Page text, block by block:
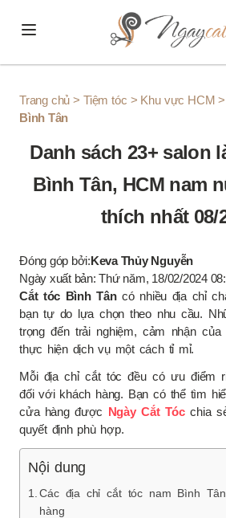
Trang chủ >Tiệm tóc > Khu vực HCM
Bình Tân
Danh sách 23+ salon
Bình Tân, HCM nam
thích nhất 08/
Đóng góp bởi:Keva Thủy Nguyễn
Ngày xuất bản: Thứ năm, 18/02/2024
Cắt tóc Bình Tâncó nhiều địa chỉ
bạn tự do lựa chọn theo nhu cầu.
trọng đến trải nghiệm, cảm nhận
thực hiện dịch vụ một cách tỉ mỉ.
Mỗi địa chỉ cắt tóc đều có ưu điểm
đối với khách hàng. Bạn có thể tìm
cửa hàng được Ngày Cắt Tócchia
quyết định phù hợp.
Nội dung
Các địa chỉ cắt tóc nam Bình
hàng